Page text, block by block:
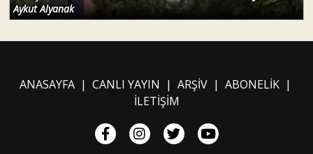
Aykut Alyanak
ANASAYFA| CANLI YAYIN | ARŞİV| ABONELİK|
İLETİŞİM